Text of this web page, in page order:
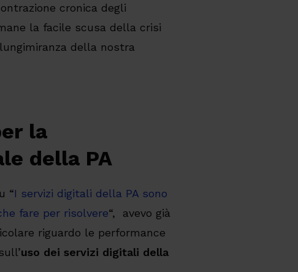
cronica degli
la facile scusa della crisi
della nostra
la
della PA
“I servizi digitali della PA sono
fare per risolvere“, avevo già
riguardo le performance
uso dei servizi digitali della